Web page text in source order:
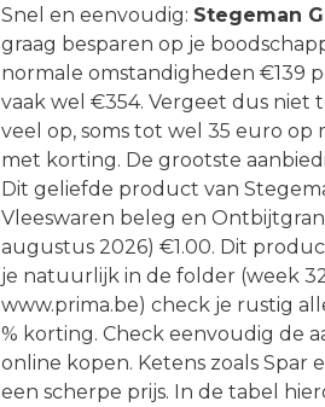
Snel en eenvoudig: Stegeman
graag besparen op je
normale omstandigheden €139
vaak wel €354. Vergeet dus
veel op, soms tot wel 35 euro op
met korting. De grootste
Dit geliefde product van
Vleeswaren beleg en
augustus 2026) €1.00. Dit
je natuurlijk in de folder (week
www.prima.be) check je rustig
% korting. Check eenvoudig de
online kopen. Ketens zoals Spar
een scherpe prijs. In de tabel